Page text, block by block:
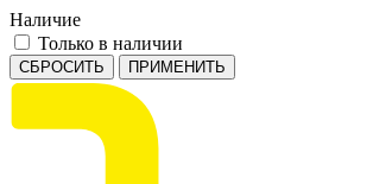
Наличие
Только в наличии
СБРОСИТЬ ПРИМЕНИТЬ